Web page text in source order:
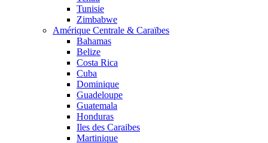
Tunisie
Zimbabwe
Amérique Centrale & Caraïbes
Bahamas
Belize
Costa Rica
Cuba
Dominique
Guadeloupe
Guatemala
Honduras
Iles des Caraibes
Martinique